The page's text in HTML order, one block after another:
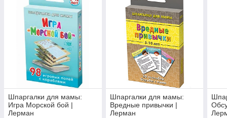
Шпаргалки для мамы:
Игра Морской бой |
Лерман
Шпаргалки для мамы:
Вредные привычки |
Лерман